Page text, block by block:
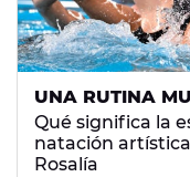
UNA RUTINA
Qué significa la
natación
Rosalía